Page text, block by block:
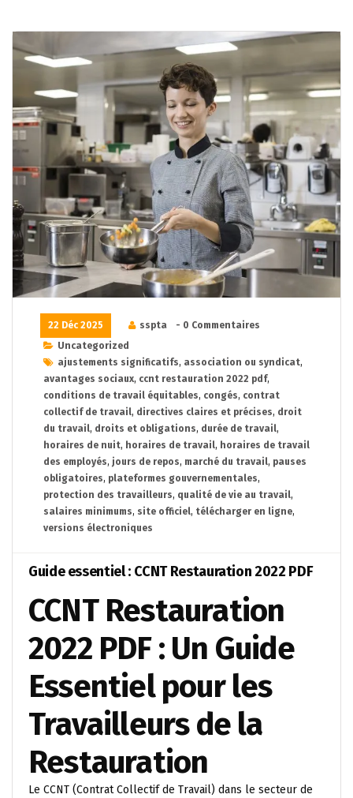
22 Déc 2025 sspta
- 0 Commentaires
Uncategorized
ajustements significatifs, association ou syndicat,
avantages sociaux, ccnt restauration 2022 pdf,
conditions de travail équitables, congés, contrat
collectif de travail, directives claires et précises, droit
du travail, droits et obligations, durée de travail,
horaires de nuit, horaires de travail, horaires de travail
des employés, jours de repos, marché du travail, pauses
obligatoires, plateformes gouvernementales,
protection des travailleurs, qualité de vie au travail,
salaires minimums, site officiel, télécharger en ligne,
versions électroniques
Guide essentiel : CCNT Restauration 2022 PDF
CCNT Restauration
2022 PDF : Un Guide
Essentiel pour les
Travailleurs de la
Restauration
Le CCNT (Contrat Collectif de Travail) dans le secteur de